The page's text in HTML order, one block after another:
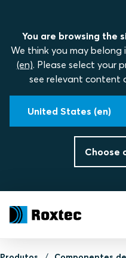
You are browsing the
We think you may belong
(en). Please select your
see relevant content
United States (en)
Choose